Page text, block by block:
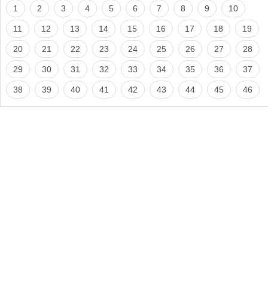
1 2 3 4 5 6 7 8 9 10
11 12 13 14 15 16 17 18 19
20 21 22 23 24 25 26 27 28
29 30 31 32 33 34 35 36 37
38 39 40 41 42 43 44 45 46